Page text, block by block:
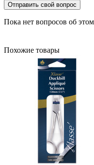
Отправить свой вопрос
Пока нет вопросов об
Похожие товары